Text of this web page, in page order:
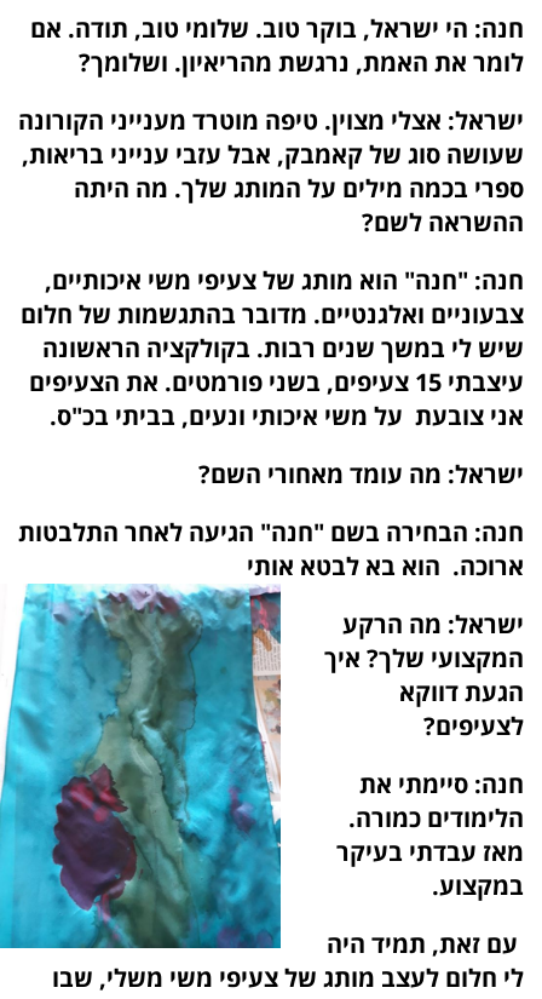
חנה: הי ישראל, בוקר טוב. שלומי טוב, תודה. אם
לומר את האמת, נרגשת מהריאיון. ושלומך?
ישראל: אצלי מצוין. טיפה מוטרד מענייני הקורונה
שעושה סוג של קאמבק, אבל עזבי ענייני בריאות,
ספרי בכמה מילים על המותג שלך. מה היתה
ההשראה לשם?
חנה: "חנה" הוא מותג של צעיפי משי איכותיים,
צבעוניים ואלגנטיים. מדובר בהתגשמות של חלום
שיש לי במשך שנים רבות. בקולקציה הראשונה
עיצבתי 15 צעיפים, בשני פורמטים. את הצעיפים
אני צובעת על משי איכותי ונעים, בביתי בכ"ס.
ישראל: מה עומד מאחורי השם?
חנה: הבחירה בשם "חנה" הגיעה לאחר התלבטות
ארוכה. הוא בא לבטא אותי
ישראל: מה הרקע
המקצועי שלך? איך
הגעת דווקא
לצעיפים?
חנה: סיימתי את
הלימודים כמורה.
מאז עבדתי בעיקר
במקצוע.
עם זאת, תמיד היה
לי חלום לעצב מותג של צעיפי משי משלי, שבו